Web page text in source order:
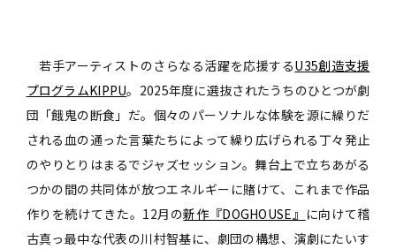
若手アーティストのさらなる活躍を応援するU35創造支援
プログラムKIPPU。2025年度に選抜されたうちのひとつが劇
団「餓鬼の断食」だ。個々のパーソナルな体験を源に繰りだ
される血の通った言葉たちによって繰り広げられる丁々発止
のやりとりはまるでジャズセッション。舞台上で立ちあがる
つかの間の共同体が放つエネルギーに賭けて、これまで作品
作りを続けてきた。12月の新作『DOGHOUSE』 に向けて稽
古真っ最中な代表の川村智基に、劇団の構想、演劇にたいす